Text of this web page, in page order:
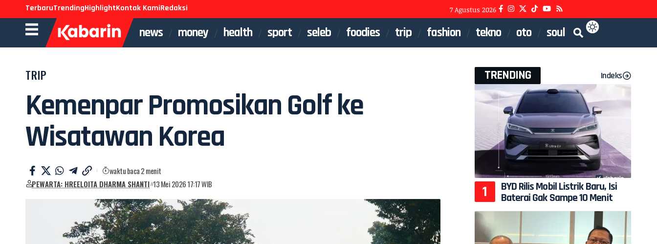
TerbaruTrendingHighlightKontak KamiRedaksi 7 Agustus 2026
news money health sport seleb foodies trip fashion tekno oto soul
TRIP
Kemenpar Promosikan Golf ke
Wisatawan Korea
PEWARTA: HREELOITA DHARMA SHANTI 13 Mei 2026 17:17 WIB
waktu baca 2 menit
TRENDING Indeks
BYD Rilis Mobil Listrik Baru, Isi
Baterai Gak Sampe 10 Menit